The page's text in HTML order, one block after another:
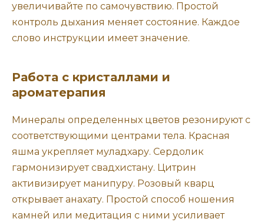
увеличивайте по самочувствию. Простой
контроль дыхания меняет состояние. Каждое
слово инструкции имеет значение.
Работа с кристаллами и
ароматерапия
Минералы определенных цветов резонируют с
соответствующими центрами тела. Красная
яшма укрепляет муладхару. Сердолик
гармонизирует свадхистану. Цитрин
активизирует манипуру. Розовый кварц
открывает анахату. Простой способ ношения
камней или медитация с ними усиливает